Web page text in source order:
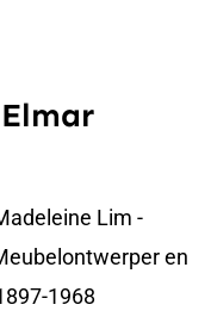
Lim -
en
1968